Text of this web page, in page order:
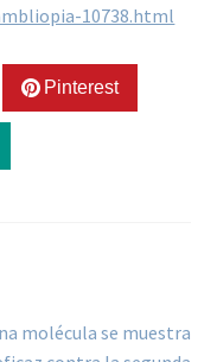
10738.html
Pinterest
molécula se muestra